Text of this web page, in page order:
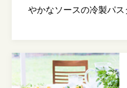
やかなソースの冷製パス